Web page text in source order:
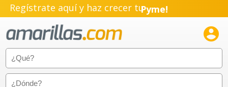
Regístrate aquí y haz crecer tuPyme!
Emprendimiento!
